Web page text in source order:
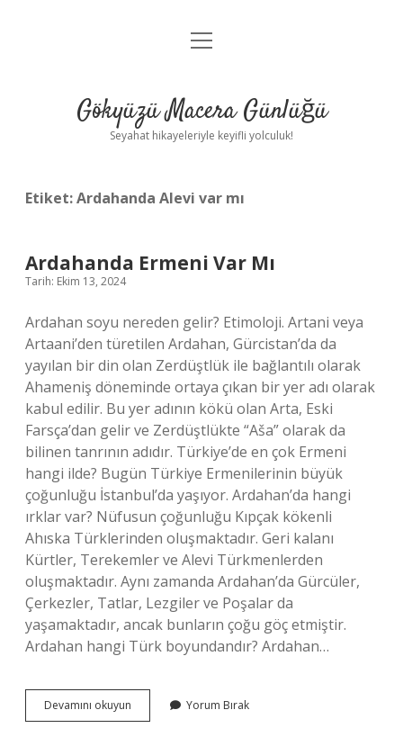
Anasayfa
Yasal Uyarı
menüyü
Gökyüzü Macera Günlüğü
Seyahat hikayeleriyle keyifli yolculuk!
Etiket:Ardahanda Alevi var mı
Ardahanda Ermeni Var Mı
Tarih: Ekim 13, 2024
Ardahan soyu nereden gelir? Etimoloji. Artani veya
Artaani’den türetilen Ardahan, Gürcistan’da da
yayılan bir din olan Zerdüştlük ile bağlantılı olarak
Ahameniş döneminde ortaya çıkan bir yer adı olarak
kabul edilir. Bu yer adının kökü olan Arta, Eski
Farsça’dan gelir ve Zerdüştlükte “Aša” olarak da
bilinen tanrının adıdır. Türkiye’de en çok Ermeni
hangi ilde? Bugün Türkiye Ermenilerinin büyük
çoğunluğu İstanbul’da yaşıyor. Ardahan’da hangi
ırklar var? Nüfusun çoğunluğu Kıpçak kökenli
Ahıska Türklerinden oluşmaktadır. Geri kalanı
Kürtler, Terekemler ve Alevi Türkmenlerden
oluşmaktadır. Aynı zamanda Ardahan’da Gürcüler,
Çerkezler, Tatlar, Lezgiler ve Poşalar da
yaşamaktadır, ancak bunların çoğu göç etmiştir.
Ardahan hangi Türk boyundandır? Ardahan…
Devamını okuyun Ardahanda
Ermeni
Yorum Bırak